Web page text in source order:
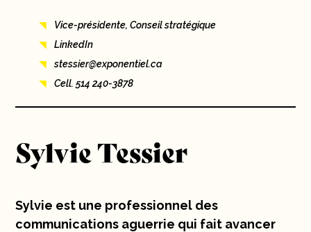
Nos clients
Nos projets
Nouvelles
Carrières
Vice-présidente, Conseil stratégique
LinkedIn
stessier@exponentiel.ca
Cell. 514 240-3878
Sylvie Tessier
Sylvie est une professionnel des
communications aguerrie qui fait avancer